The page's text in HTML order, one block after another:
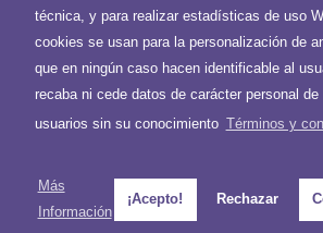
técnica, y para realizar estadísticas de uso
cookies se usan para la personalización de
que en ningún caso hacen identificable al
recaba ni cede datos de carácter personal de
usuarios sin su conocimiento Términos y
Más
Información
¡Acepto! Rechazar
Contacto Aviso Legal
Política de envíos
Política de devolución
Política